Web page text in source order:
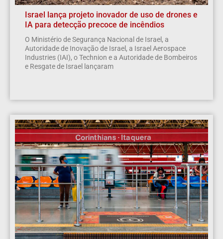
Israel lança projeto inovador de uso de drones e
IA para detecção precoce de incêndios
O Ministério de Segurança Nacional de Israel, a
Autoridade de Inovação de Israel, a Israel Aerospace
Industries (IAI), o Technion e a Autoridade de Bombeiros
e Resgate de Israel lançaram